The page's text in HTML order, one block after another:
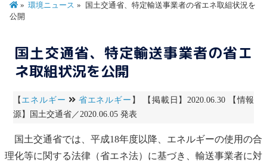
環境ニュース
国土交通省、特定輸送事業者の省エネ取組状況を
公開
国土交通省、特定輸送事業者の省エ
ネ取組状況を公開
【 エネルギー 省エネルギー 】 【掲載日】2020.06.30 【情報
源】国土交通省／2020.06.05 発表
国土交通省では、平成18年度以降、エネルギーの使用の合
理化等に関する法律（省エネ法）に基づき、輸送事業者に対